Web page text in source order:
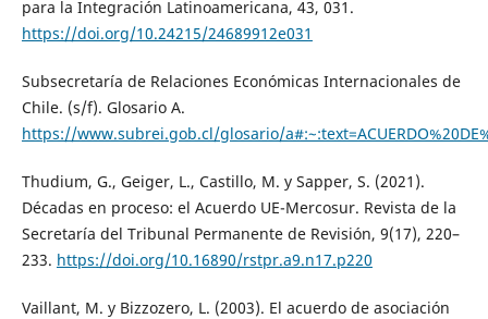
para la Integración Latinoamericana, 43, 031.
https://doi.org/10.24215/24689912e031
Subsecretaría de Relaciones Económicas Internacionales de
Chile. (s/f). Glosario A.
https://www.subrei.gob.cl/glosario/
Thudium, G., Geiger, L., Castillo, M. y Sapper, S. (2021).
Décadas en proceso: el Acuerdo UE-Mercosur. Revista de la
Secretaría del Tribunal Permanente de Revisión, 9(17), 220–
233. https://doi.org/10.16890/rstpr.a9.n17.p220
Vaillant, M. y Bizzozero, L. (2003). El acuerdo de asociación